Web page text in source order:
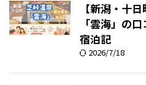
【新潟・十
「雲海」の
宿泊記
2026/7/18